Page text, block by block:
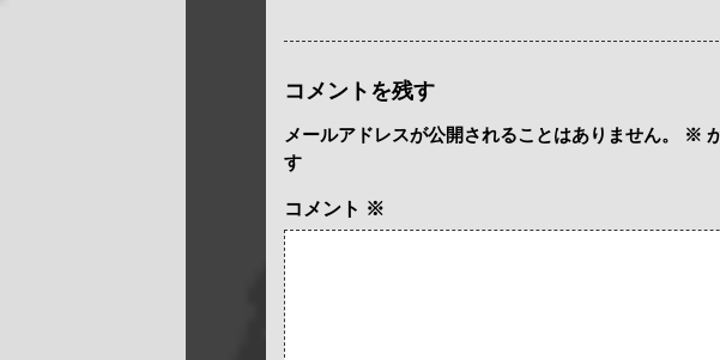
コメントを残す
メールアドレスが公開されることはありません。 ※
す
コメント ※